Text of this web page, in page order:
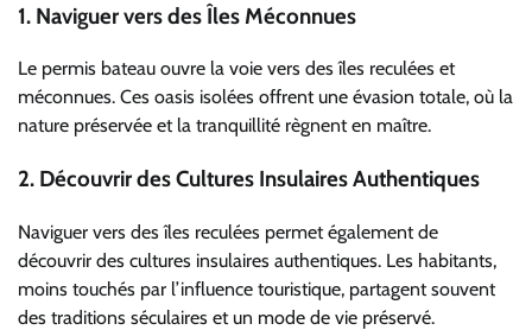
1. Naviguer vers des Îles Méconnues
Le permis bateau ouvre la voie vers des îles reculées et
méconnues. Ces oasis isolées offrent une évasion totale, où la
nature préservée et la tranquillité règnent en maître.
2. Découvrir des Cultures Insulaires Authentiques
Naviguer vers des îles reculées permet également de
découvrir des cultures insulaires authentiques. Les habitants,
moins touchés par l’influence touristique, partagent souvent
des traditions séculaires et un mode de vie préservé.